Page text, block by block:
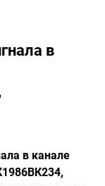
в
в канале